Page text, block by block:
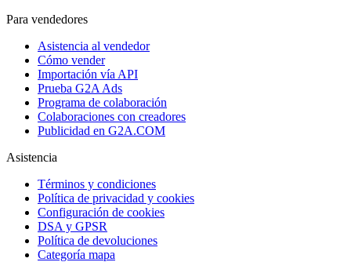
Para vendedores
Asistencia al vendedor
Cómo vender
Importación vía API
Prueba G2A Ads
Programa de colaboración
Colaboraciones con creadores
Publicidad en G2A.COM
Asistencia
Términos y condiciones
Política de privacidad y cookies
Configuración de cookies
DSA y GPSR
Política de devoluciones
Categoría mapa